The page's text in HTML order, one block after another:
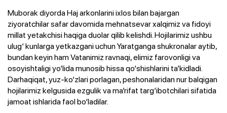
Muborak diyorda Haj arkonlarini ixlos bilan bajargan
ziyoratchilar safar davomida mehnatsevar xalqimiz va fidoyi
millat yetakchisi haqiga duolar qilib kelishdi. Hojilarimiz ushbu
ulug‘ kunlarga yetkazgani uchun Yaratganga shukronalar aytib,
bundan keyin ham Vatanimiz ravnaqi, elimiz farovonligi va
osoyishtaligi yo‘lida munosib hissa qo‘shishlarini ta’kidladi.
Darhaqiqat, yuz-ko‘zlari porlagan, peshonalaridan nur balqigan
hojilarimiz kelgusida ezgulik va ma’rifat targ‘ibotchilari sifatida
jamoat ishlarida faol bo‘ladilar.